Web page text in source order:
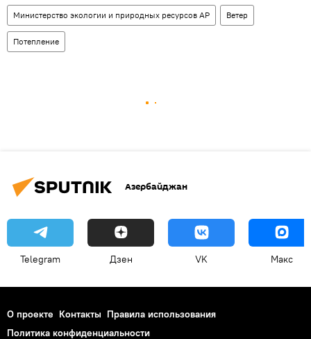
Министерство экологии и природных ресурсов АР Ветер
Потепление
Азербайджан
Telegram Дзен VK Макс
О проекте Контакты Правила использования
Политика конфиденциальности